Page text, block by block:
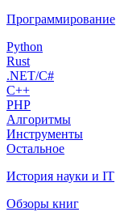
Программирование
Python
Rust
.NET/C#
C++
PHP
Алгоритмы
Инструменты
Остальное
История науки и IT
Обзоры книг